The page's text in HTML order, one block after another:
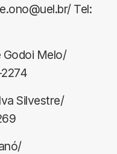
Tel:
Godoi Melo/
Silvestre/